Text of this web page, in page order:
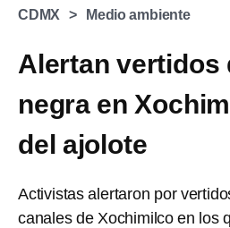
CDMX Medio ambiente
Alertan vertidos
negra en
del ajolote
Activistas alertaron por
canales de Xochimilco en los